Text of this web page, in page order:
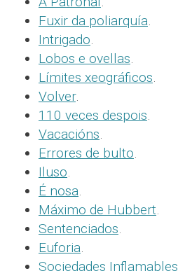
Fuxir da poliarquía.
Intrigado.
Lobos e ovellas.
Límites xeográficos.
Volver.
110 veces despois.
Vacacións.
Errores de bulto.
Iluso.
É nosa.
Máximo de Hubbert.
Sentenciados.
Euforia.
Sociedades Inflamables